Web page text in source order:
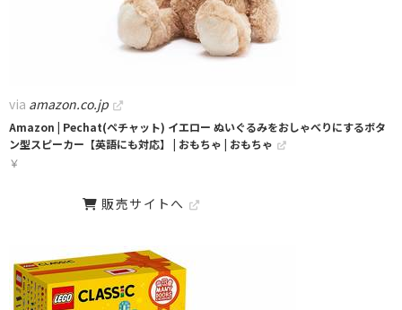
via amazon.co.jp
Amazon | Pechat(ペチャット) イエロー ぬいぐるみをおしゃべりにするボタ
ン型スピーカー【英語にも対応】 | おもちゃ | おもちゃ
￥
販売サイトへ